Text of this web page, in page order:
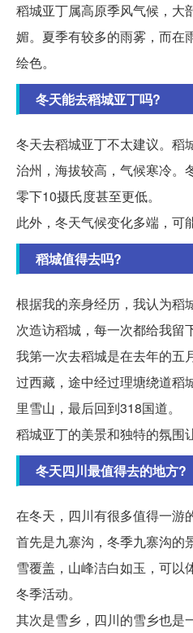
稻城亚丁属高原季风气候，大
媚。夏季有较多的雨雾，而在
绘色。
冬天能去稻城亚丁吗?
冬天去稻城亚丁不太建议。稻
治州，海拔较高，气候寒冷。
零下10摄氏度甚至更低。
此外，冬天气候变化多端，可
稻城值得去吗?
根据我的亲身经历，我认为稻
次造访稻城，每一次都给我留
我第一次去稻城是在去年的五
过西藏，途中经过理塘绕道稻
里雪山，最后回到318国道。
稻城亚丁的美景和独特的氛围
冬天四川最值得去的地方?
在冬天，四川有很多值得一游
首先是九寨沟，冬季九寨沟的
雪覆盖，山峰洁白如玉，可以
冬季活动。
其次是雪乡，四川的雪乡也是